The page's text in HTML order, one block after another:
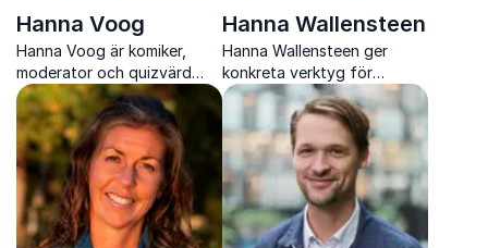
Hanna Voog
Hanna Voog är komiker,
moderator och quizvärd
som skapar energi, skratt
och flyt på både små och
stora scener.
Hanna Wallensteen
Hanna Wallensteen ger
konkreta verktyg för
inkludering, normförståelse
och ett arbetsklimat där alla
kan nå sin potential